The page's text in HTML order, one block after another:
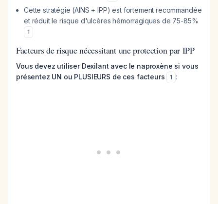
Cette stratégie (AINS + IPP) est fortement recommandée
et réduit le risque d'ulcères hémorragiques de 75-85%
1
Facteurs de risque nécessitant une protection par IPP
Vous devez utiliser Dexilant avec le naproxène si vous
présentez UN ou PLUSIEURS de ces facteurs
1 :